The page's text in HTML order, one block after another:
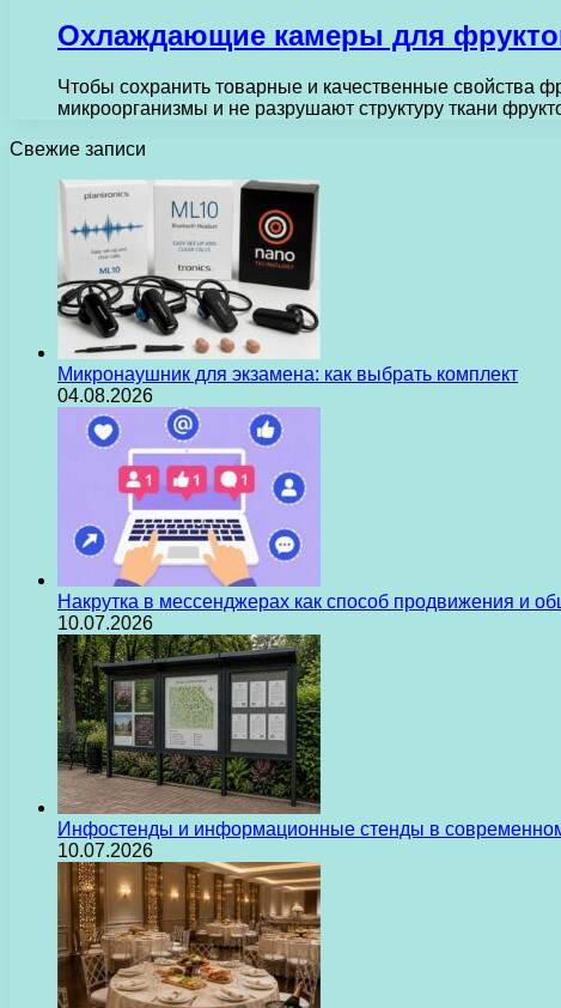
Охлаждающие камеры для
Чтобы сохранить товарные и качественные свойства
микроорганизмы и не разрушают структуру ткани
Свежие записи
Микронаушник для экзамена: как выбрать комплект
04.08.2026
Накрутка в мессенджерах как способ продвижения и
10.07.2026
Инфостенды и информационные стенды в
10.07.2026